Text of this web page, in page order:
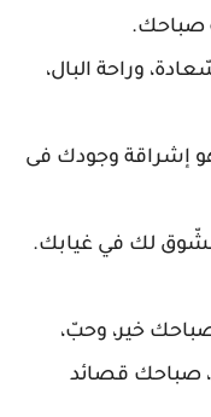
صباحك.
وراحة البال،
هو إشراقة وجودك فى
لك في غيابك.
خير، وحبّ،
صباحك قصائد